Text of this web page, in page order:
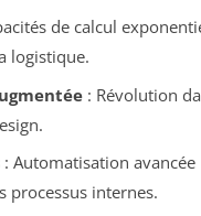
de calcul
logistique.
: Révolution
: Automatisation avancée
processus internes.